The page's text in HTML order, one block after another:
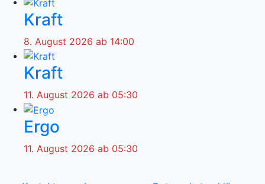
Kraft
8. August 2026 ab 14:00
Kraft
11. August 2026 ab 05:30
Ergo
11. August 2026 ab 05:30